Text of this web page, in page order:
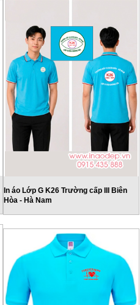
In áo Lớp G K26 Trường cấp III Biên
Hòa - Hà Nam